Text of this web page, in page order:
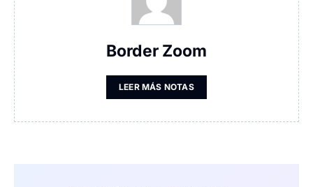
Border Zoom
LEER MÁS NOTAS